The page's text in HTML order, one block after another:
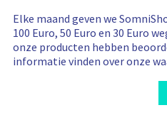
Elke maand geven we
100 Euro, 50 Euro en 30 Euro
onze producten hebben
informatie vinden over onze